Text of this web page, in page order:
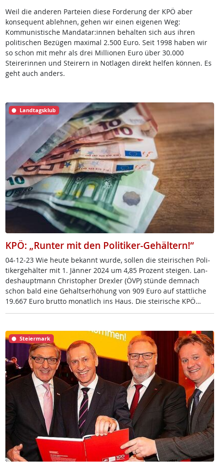
Weil die anderen Parteien diese Forderung der KPÖ aber
konsequent ablehnen, gehen wir einen eigenen Weg:
Kommunistische Mandatar:innen behalten sich aus ihren
politischen Bezügen maximal 2.500 Euro. Seit 1998 haben wir
so schon mit mehr als drei Millionen Euro über 30.000
Steirerinnen und Steirern in Notlagen direkt helfen können. Es
geht auch anders.
Landtagsklub
KPÖ: „Runter mit den Politiker-Gehältern!“
04-12-23 Wie heu­te be­kannt wur­de, sol­len die stei­ri­schen Po­li­
ti­ker­ge­häl­ter mit 1. Jän­ner 2024 um 4,85 Pro­zent stei­gen. Lan­
des­haupt­mann Chri­s­to­pher Dr­ex­ler (ÖVP) stün­de dem­nach
schon bald ei­ne Ge­halts­er­höh­ung von 909 Eu­ro auf statt­li­che
19.667 Eu­ro brut­to mo­nat­lich ins Haus. Die stei­ri­sche KPÖ…
Steiermark